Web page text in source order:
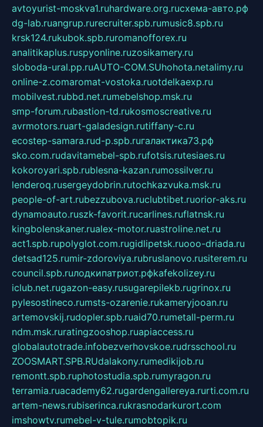
avtoyurist-moskva1.ruhardware.org.ruсхема-авто.рф
dg-lab.ruangrup.rurecruiter.spb.rumusic8.spb.ru
krsk124.rukubok.spb.ruromanofforex.ru
analitikaplus.ruspyonline.ruzosikamery.ru
sloboda-ural.pp.ruAUTO-COM.SUhohota.netalimy.ru
online-z.comaromat-vostoka.ruotdelkaexp.ru
mobilvest.rubbd.net.rumebelshop.msk.ru
smp-forum.rubastion-td.rukosmoscreative.ru
avrmotors.ruart-galadesign.rutiffany-c.ru
ecostep-samara.rud-p.spb.ruгалактика73.рф
sko.com.rudavitamebel-spb.rufotsis.rutesiaes.ru
kokoroyari.spb.rublesna-kazan.rumossilver.ru
lenderoq.rusergeydobrin.rutochkazvuka.msk.ru
people-of-art.rubezzubova.ruclubtibet.ruorior-aks.ru
dynamoauto.ruszk-favorit.rucarlines.ruflatnsk.ru
kingbolenskaner.rualex-motor.ruastroline.net.ru
act1.spb.rupolyglot.com.rugidlipetsk.ruooo-driada.ru
detsad125.rumir-zdoroviya.rubruslanovo.rusiterem.ru
council.spb.ruлодкипатриот.рфkafekolizey.ru
iclub.net.rugazon-easy.rusugarepilekb.rugrinox.ru
pylesostineco.rumsts-ozarenie.rukameryjooan.ru
artemovskij.rudopler.spb.ruaid70.rumetall-perm.ru
ndm.msk.ruratingzooshop.ruapiaccess.ru
globalautotrade.infobezverhovskoe.rudrsschool.ru
ZOOSMART.SPB.RUdalakony.rumedikijob.ru
remontt.spb.ruphotostudia.spb.rumyragon.ru
terramia.ruacademy62.rugardengallereya.rurti.com.ru
artem-news.rubiserinca.rukrasnodarkurort.com
imshowtv.rumebel-v-tule.rumobtopik.ru